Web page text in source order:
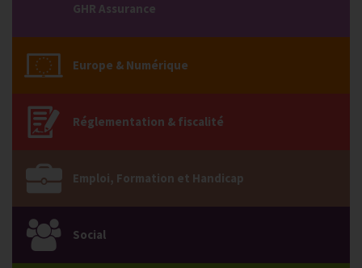
GHR Assurance
Europe & Numérique
Réglementation & fiscalité
Emploi, Formation et Handicap
Social